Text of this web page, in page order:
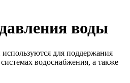
воды
для поддержания
водоснабжения, а также